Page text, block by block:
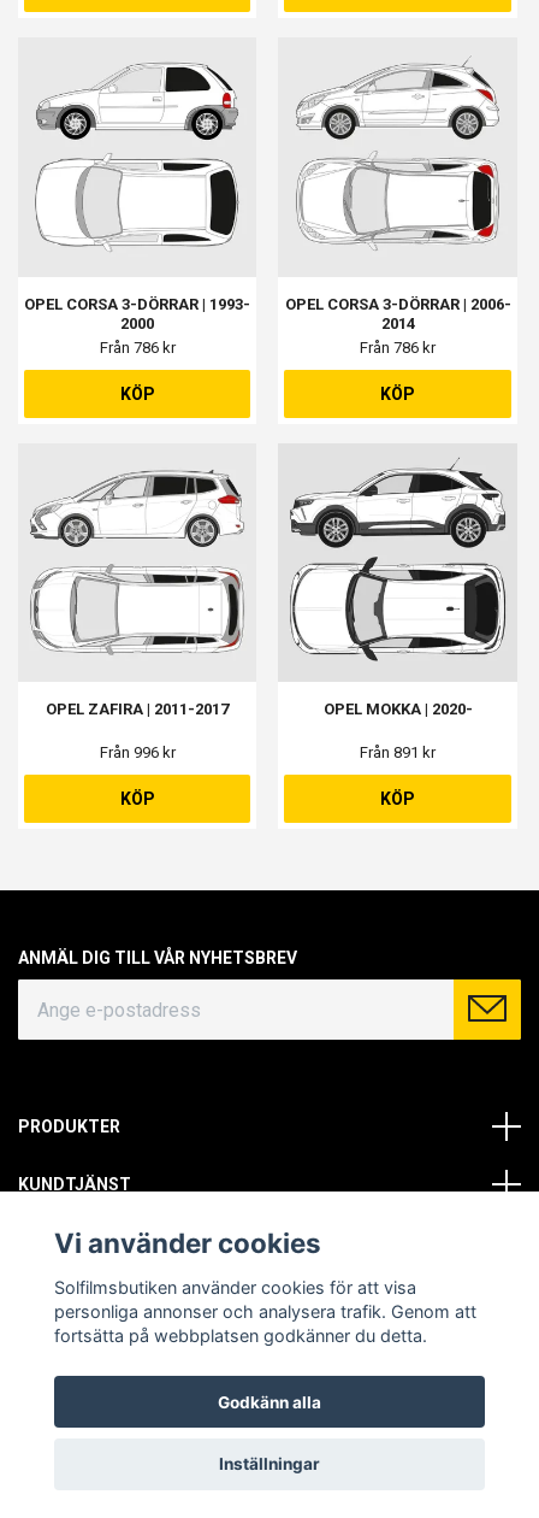
OPEL CORSA 3-DÖRRAR | 1993-
2000
Från 786 kr
KÖP
OPEL CORSA 3-DÖRRAR | 2006-
2014
Från 786 kr
KÖP
OPEL ZAFIRA | 2011-2017
Från 996 kr
KÖP
OPEL MOKKA | 2020-
Från 891 kr
KÖP
ANMÄL DIG TILL VÅR NYHETSBREV
PRODUKTER
KUNDTJÄNST
OM OSS
SOCIALA MEDIER
© Copyright 2026 Solfilmsbutiken. All rights reserved.
Vi använder cookies
Solfilmsbutiken använder cookies för att visa
personliga annonser och analysera trafik. Genom att
fortsätta på webbplatsen godkänner du detta.
Godkänn alla
Inställningar